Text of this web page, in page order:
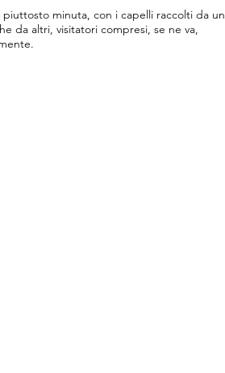
minuta, con i capelli raccolti da un
da altri, visitatori compresi, se ne va,